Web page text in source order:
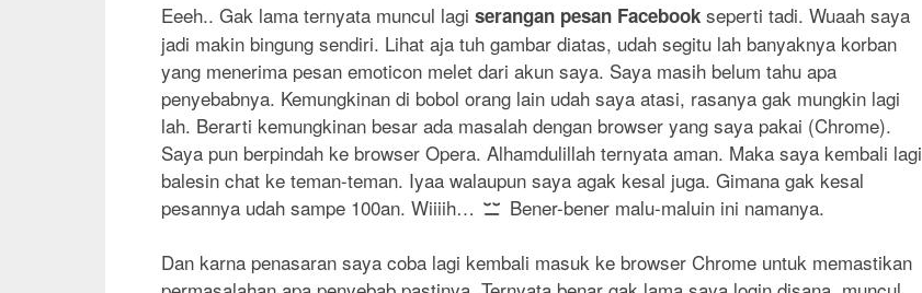
Eeeh.. Gak lama ternyata muncul lagi serangan pesan Facebook seperti tadi. Wuaah saya
jadi makin bingung sendiri. Lihat aja tuh gambar diatas, udah segitu lah banyaknya korban
yang menerima pesan emoticon melet dari akun saya. Saya masih belum tahu apa
penyebabnya. Kemungkinan di bobol orang lain udah saya atasi, rasanya gak mungkin lagi
lah. Berarti kemungkinan besar ada masalah dengan browser yang saya pakai (Chrome).
Saya pun berpindah ke browser Opera. Alhamdulillah ternyata aman. Maka saya kembali lagi
balesin chat ke teman-teman. Iyaa walaupun saya agak kesal juga. Gimana gak kesal
pesannya udah sampe 100an. Wiiiih…
Bener-bener malu-maluin ini namanya.
Dan karna penasaran saya coba lagi kembali masuk ke browser Chrome untuk memastikan